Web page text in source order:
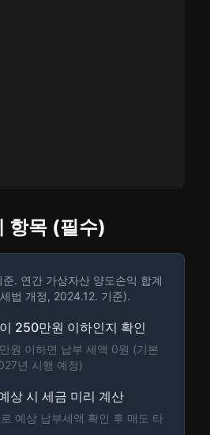
항목 (필수)
. 연간 가상자산 양도손익 합계
법 개정, 2024.12. 기준).
250만원 이하인지 확인
원 이하면 납부 세액 0원 (기본
년 시행 예정)
상 시 세금 미리 계산
예상 납부세액 확인 후 매도 타